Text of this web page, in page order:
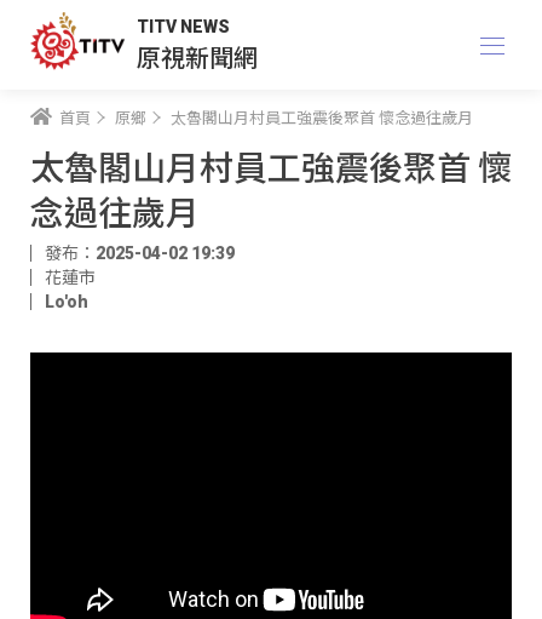
TITV NEWS
原視新聞網
首頁 原鄉 太魯閣山月村員工強震後聚首 懷念過往歲月
太魯閣山月村員工強震後聚首 懷
念過往歲月
發布：2025-04-02 19:39
花蓮市
Lo'oh